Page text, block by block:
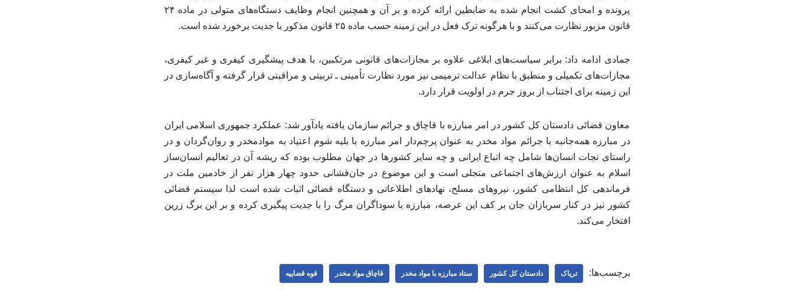
پرونده و امحای کشت انجام شده به ضابطین ارائه کرده و بر آن و همچنین انجام وظایف دستگاه‌های متولی در ماده ۲۴
قانون مزبور نظارت می‌کنند و با هرگونه ترک فعل در این زمینه حسب ماده ۲۵ قانون مذکور با جدیت برخورد شده است.
جمادی ادامه داد: برابر سیاست‌های ابلاغی علاوه بر مجازات‌های قانونی مرتکبین، با هدف پیشگیری کیفری و غیر کیفری،
مجازات‌های تکمیلی و منطبق با نظام عدالت ترمیمی نیز مورد نظارت تأمینی ـ تربیتی و مراقبتی قرار گرفته و آگاه‌سازی در
این زمینه برای اجتناب از بروز جرم در اولویت قرار دارد.
معاون قضائی دادستان کل کشور در امر مبارزه با قاچاق و جرائم سازمان یافته یادآور شد: عملکرد جمهوری اسلامی ایران
در مبارزه همه‌جانبه با جرائم مواد مخدر به عنوان پرچم‌دار امر مبارزه با بلیه شوم اعتیاد به موادمخدر و روان‌گردان و در
راستای نجات انسان‌ها شامل چه اتباع ایرانی و چه سایر کشورها در جهان مطلوب بوده که ریشه آن در تعالیم انسان‌ساز
اسلام به عنوان ارزش‌های اجتماعی متجلی است و این موضوع در جان‌فشانی حدود چهار هزار نفر از خادمین ملت در
فرماندهی کل انتظامی کشور، نیروهای مسلح، نهادهای اطلاعاتی و دستگاه قضائی اثبات شده است لذا سیستم قضائی
کشور نیز در کنار سربازان جان بر کف این عرصه، مبارزه با سوداگران مرگ را با جدیت پیگیری کرده و بر این برگ زرین
افتخار می‌کند.
برچسب‌ها: تریاک دادستان کل کشور ستاد مبارزه با مواد مخدر قاچاق مواد مخدر قوه قضاییه